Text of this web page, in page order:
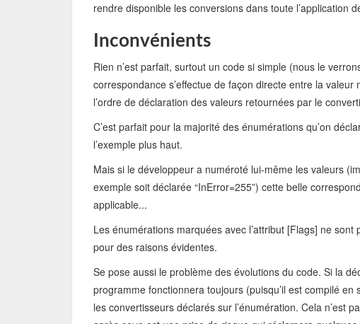
rendre disponible les conversions dans toute l’application
Inconvénients
Rien n’est parfait, surtout un code si simple (nous le
correspondance s’effectue de façon directe entre la
l’ordre de déclaration des valeurs retournées par le
C’est parfait pour la majorité des énumérations qu’on
l’exemple plus haut.
Mais si le développeur a numéroté lui-même les valeurs
exemple soit déclarée “InError=255”) cette belle
applicable...
Les énumérations marquées avec l’attribut [Flags] ne
pour des raisons évidentes.
Se pose aussi le problème des évolutions du code. Si la
programme fonctionnera toujours (puisqu’il est compilé
les convertisseurs déclarés sur l’énumération. Cela n’est